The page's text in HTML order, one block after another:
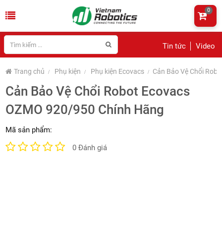
Tin tức Video
0
Trang chủ Phụ kiện Phụ kiện Ecovacs Cản Bảo Vệ Chổi
Cản Bảo Vệ Chổi Robot Ecovacs
OZMO 920/950 Chính Hãng
Mã sản phẩm:
0 Đánh giá